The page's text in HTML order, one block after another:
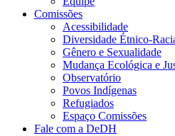
Comissões
Acessibilidade
Diversidade Étnico-
Gênero e Sexualidade
Mudança Ecológica e
Observatório
Povos Indígenas
Refugiados
Espaço Comissões
Fale com a DeDH